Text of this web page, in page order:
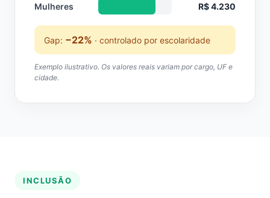
Mulheres R$ 4.230
Gap: −22% · controlado por escolaridade
Exemplo ilustrativo. Os valores reais variam por cargo, UF e
cidade.
INCLUSÃO